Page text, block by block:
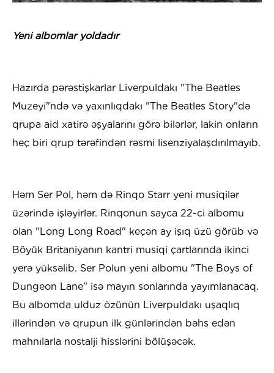
Yeni albomlar yoldadır
Hazırda pərəstişkarlar Liverpuldakı "The Beatles
Muzeyi"ndə və yaxınlıqdakı "The Beatles Story"də
qrupa aid xatirə əşyalarını görə bilərlər, lakin onların
heç biri qrup tərəfindən rəsmi lisenziyalaşdırılmayıb.
Həm Ser Pol, həm də Rinqo Starr yeni musiqilər
üzərində işləyirlər. Rinqonun sayca 22-ci albomu
olan "Long Long Road" keçən ay işıq üzü görüb və
Böyük Britaniyanın kantri musiqi çartlarında ikinci
yerə yüksəlib. Ser Polun yeni albomu "The Boys of
Dungeon Lane" isə mayın sonlarında yayımlanacaq.
Bu albomda ulduz özünün Liverpuldakı uşaqlıq
illərindən və qrupun ilk günlərindən bəhs edən
mahnılarla nostalji hisslərini bölüşəcək.